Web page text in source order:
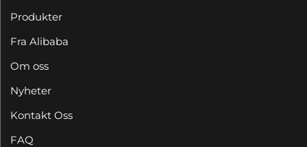
Produkter
Fra Alibaba
Om oss
Nyheter
Kontakt Oss
FAQ